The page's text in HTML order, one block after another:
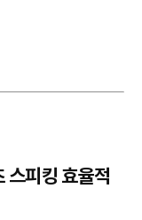
스피킹 효율적